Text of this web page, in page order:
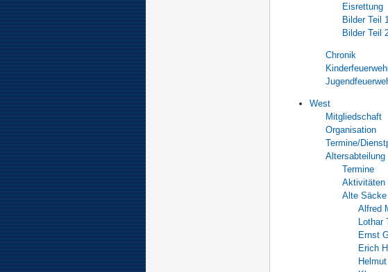
Eisrettung
Bilder Teil
Bilder Teil
Chronik
West
Mitgliedschaft
Organisation
Termine/
Altersabteilung
Termine
Aktivitäten
Alte Säcke
Alfred
Lothar
Ernst
Erich